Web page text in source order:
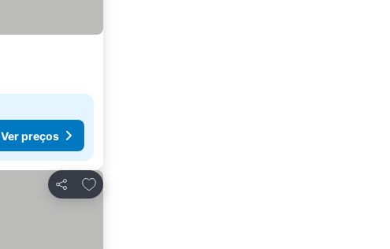
Ver preços
Partilhar
Adicionar aos favoritos